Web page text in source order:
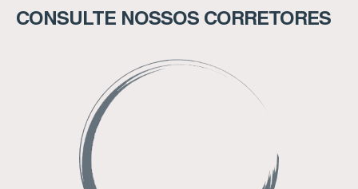
CONSULTE NOSSOS CORRETORES